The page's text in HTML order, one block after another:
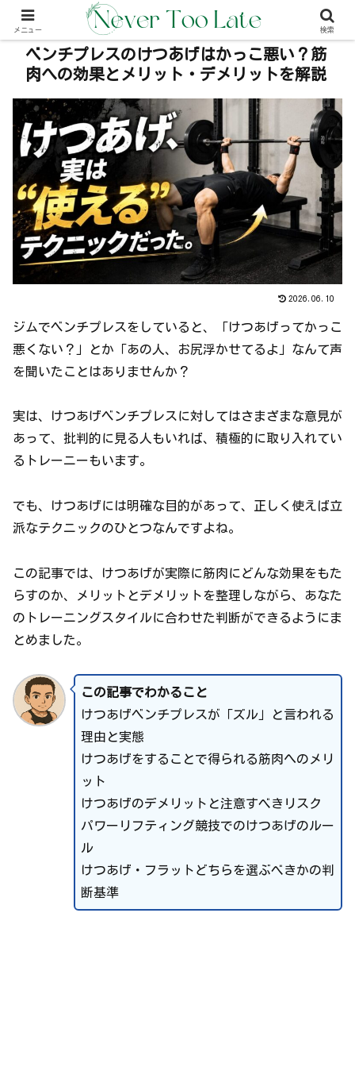
本事内には広告が含む場合があります（PR）
ベンチプレスのけつあげはかっこ悪い？筋
肉への効果とメリット・デメリットを解説
2026.06.10
ジムでベンチプレスをしていると、「けつあげってかっこ
悪くない？」とか「あの人、お尻浮かせてるよ」なんて声
を聞いたことはありませんか？
実は、けつあげベンチプレスに対してはさまざまな意見が
あって、批判的に見る人もいれば、積極的に取り入れてい
るトレーニーもいます。
でも、けつあげには明確な目的があって、正しく使えば立
派なテクニックのひとつなんですよね。
この記事では、けつあげが実際に筋肉にどんな効果をもた
らすのか、メリットとデメリットを整理しながら、あなた
のトレーニングスタイルに合わせた判断ができるようにま
とめました。
この記事でわかること
けつあげベンチプレスが「ズル」と言われる
理由と実態
けつあげをすることで得られる筋肉へのメリ
ット
けつあげのデメリットと注意すべきリスク
パワーリフティング競技でのけつあげのルー
ル
けつあげ・フラットどちらを選ぶべきかの判
断基準
メニュー 検索